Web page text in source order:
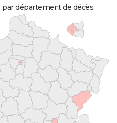
par département de décès.